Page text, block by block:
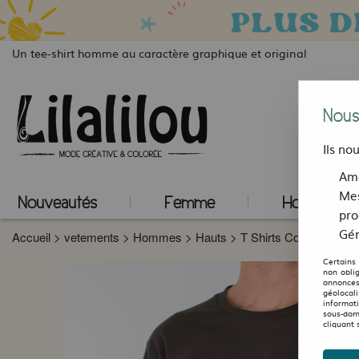
Un tee-shirt homme au caractère graphique et original
Nouveautés Femme Homme
Accueil > vetements > Hommes > Hauts > T Shirts Collection
Ils
Certains
non
sous-
cliquant